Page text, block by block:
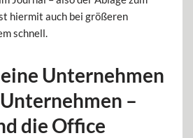
hiermit auch bei größeren
schnell.
Unternehmen
–
die Office